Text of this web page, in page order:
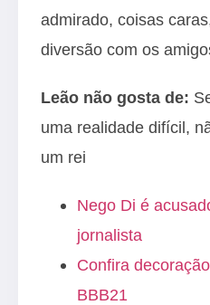
admirado, coisas
diversão com os
Leão não gosta de:
uma realidade difícil,
um rei
Nego Di é
jornalista
Confira
BBB21